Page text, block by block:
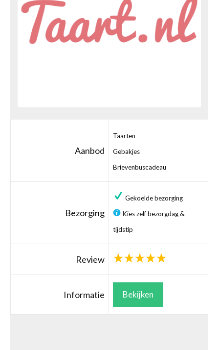
Aanbod
Taarten
Gebakjes
Brievenbuscadeau
Bezorging
Gekoelde bezorging
Kies zelf bezorgdag &
tijdstip
Review
Informatie Bekijken